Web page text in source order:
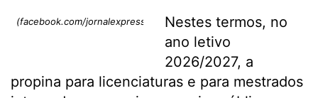
(facebook.com/jornalexpresso/)
Nestes termos, no
ano letivo
2026/2027, a
propina para licenciaturas e para mestrados